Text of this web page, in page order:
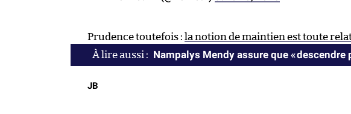
Prudence toutefois : la notion de maintien est toute
Nampalys Mendy assure que « descendre
JB